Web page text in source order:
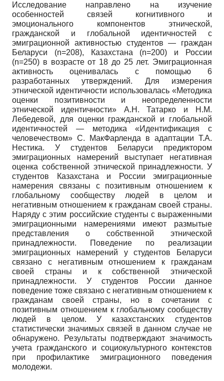
Исследование направлено на изучение
особенностей связей когнитивного и
эмоционального компонентов этнической,
гражданской и глобальной идентичностей с
эмиграционной активностью студентов — граждан
Беларуси (n=208), Казахстана (n=200) и России
(n=250) в возрасте от 18 до 25 лет. Эмиграционная
активность оценивалась с помощью 6
разработанных утверждений. Для измерения
этнической идентичности использовалась «Методика
оценки позитивности и неопределенности
этнической идентичности» А.Н. Татарко и Н.М.
Лебедевой, для оценки гражданской и глобальной
идентичностей — методика «Идентификация с
человечеством» С. МакФарленда в адаптации Т.А.
Нестика. У студентов Беларуси предиктором
эмиграционных намерений выступает негативная
оценка собственной этнической принадлежности. У
студентов Казахстана и России эмиграционные
намерения связаны с позитивным отношением к
глобальному сообществу людей в целом и
негативным отношением к гражданам своей страны.
Наряду с этим российские студенты с выраженными
эмиграционными намерениями имеют размытые
представления о собственной этнической
принадлежности. Поведение по реализации
эмиграционных намерений у студентов Беларуси
связано с негативным отношением к гражданам
своей страны и к собственной этнической
принадлежности. У студентов России данное
поведение тоже связано с негативным отношением к
гражданам своей страны, но в сочетании с
позитивным отношением к глобальному сообществу
людей в целом. У казахстанских студентов
статистически значимых связей в данном случае не
обнаружено. Результаты подтверждают значимость
учета гражданского и социокультурного контекстов
при профилактике эмиграционного поведения
молодежи.